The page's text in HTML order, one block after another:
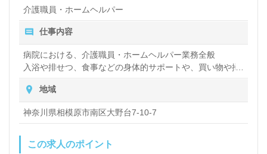
利用いただけます。あなたの新しいキャリアを、ぜひ
私たちと一緒に描いていきましょう！
介護職員・ホームヘルパー
仕事内容
病院における、介護職員・ホームヘルパー業務全般
入浴や排せつ、食事などの身体的サポートや、買い物や掃
除、洗濯など日常生活のサポートなど
地域
神奈川県相模原市南区大野台7-10-7
この求人のポイント